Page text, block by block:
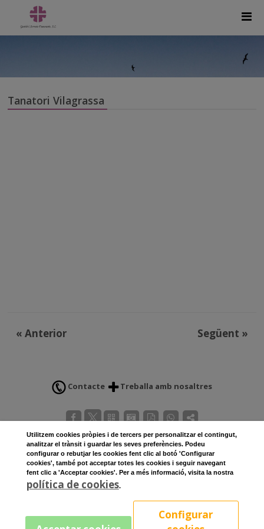
Tanatori Vilagrassa
«Anterior Següent »
Contacte Treballa amb nosaltres
Av. Bosc, 2
25250 Bellpuig
Lleida
973337285
Utilitzem cookiespròpies i de tercers per personalitzar el contingut,
analitzar el trànsit i guardar les seves preferències. Podeu
configurar o rebutjar les cookies fent clic al botó 'Configurar
cookies', també pot acceptar totes les cookies i seguir navegant
fent clic a 'Acceptar cookies'. Per a més informació, visita la nostra
política de cookies.
Configurar